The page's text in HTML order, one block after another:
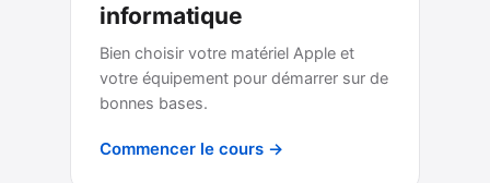
informatique
Bien choisir votre matériel Apple et
votre équipement pour démarrer sur de
bonnes bases.
Commencer le cours →